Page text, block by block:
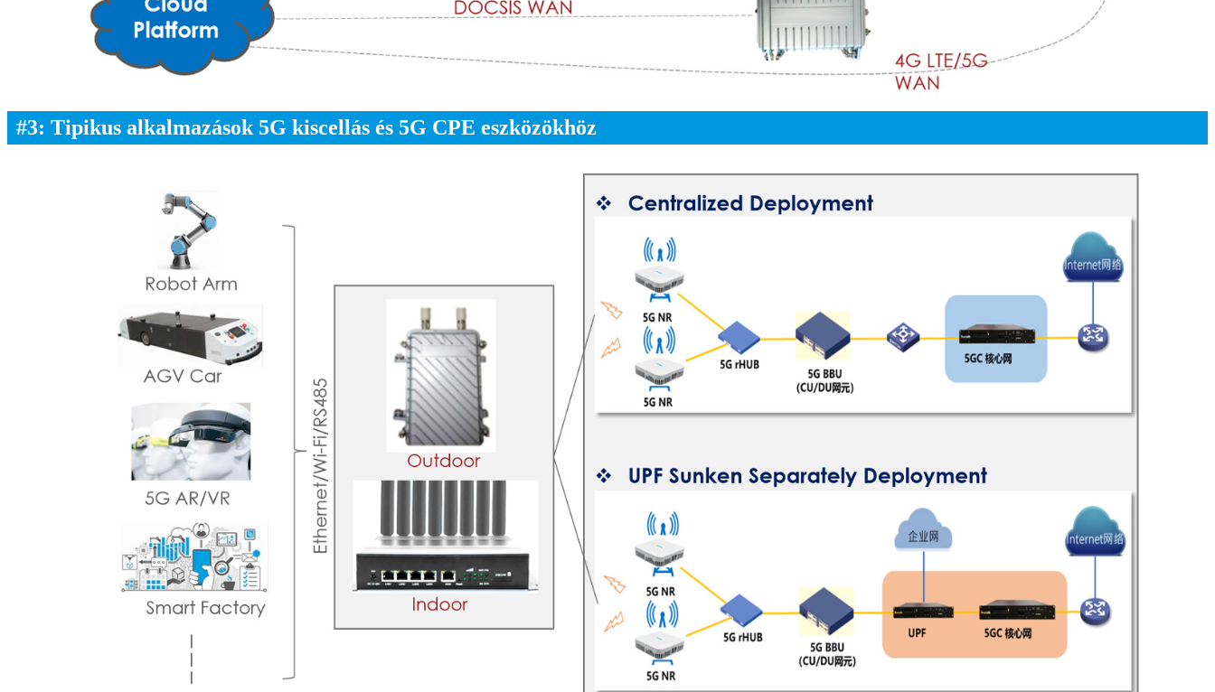
#3: Tipikus alkalmazások 5G kiscellás és 5G CPE eszközökhöz